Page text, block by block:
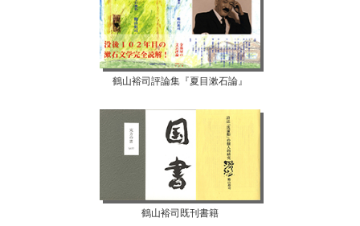
鶴山裕司評論集『夏目漱石論』
鶴山裕司既刊書籍